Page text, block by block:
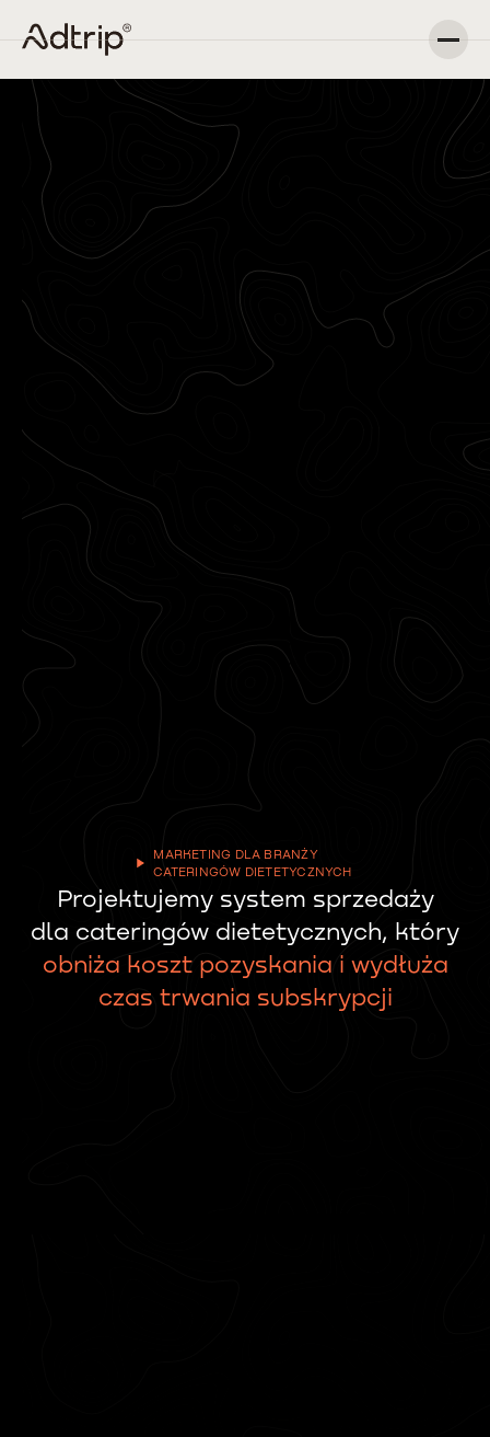
MARKETING DLA BRANŻY
CATERINGÓW DIETETYCZNYCH
Projektujemy system sprzedaży
dla cateringów dietetycznych, który
obniża koszt pozyskania i wydłuża
czas trwania subskrypcji